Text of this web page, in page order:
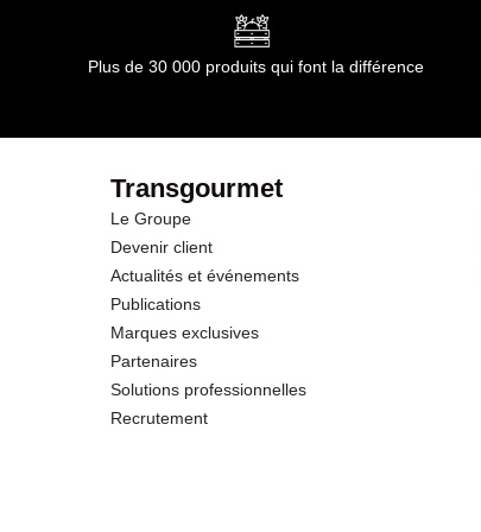
Plus de 30 000 produits qui font la différence
Transgourmet
Le Groupe
Devenir client
Actualités et événements
Publications
Marques exclusives
Partenaires
Solutions professionnelles
Recrutement